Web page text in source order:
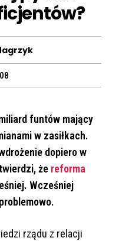
funtów mający
w zasiłkach.
dopiero w
że reforma
Wcześniej
rządu z relacji